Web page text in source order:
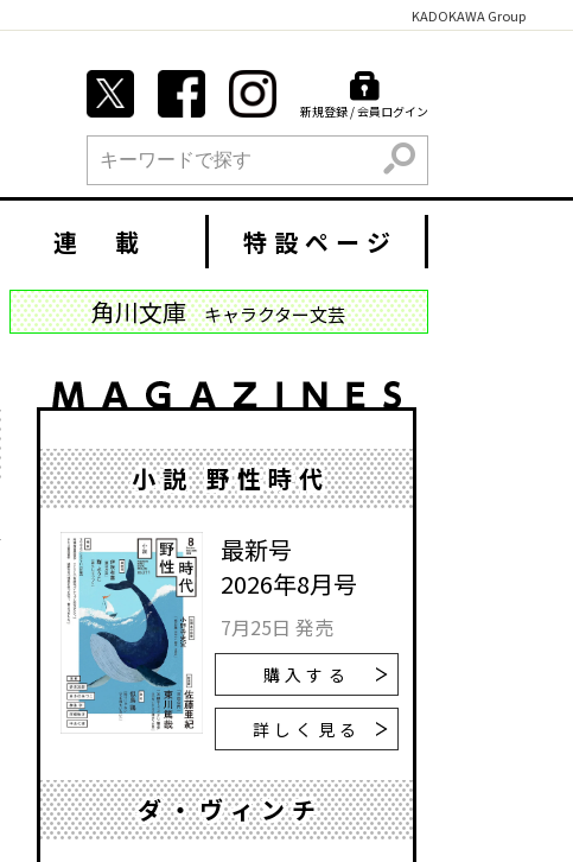
KADOKAWA Group
新規登録 / 会員ログイン
検索
連 載 特設ページ
角川文庫 キャラクター文芸
小説 野性時代
最新号
2026年8月号
7月25日 発売
購入する
詳しく見る
ダ・ヴィンチ